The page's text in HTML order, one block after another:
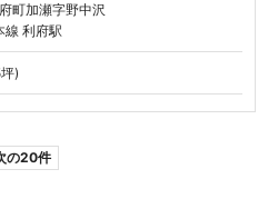
町加瀬字野中沢
線 利府駅
)
の20件